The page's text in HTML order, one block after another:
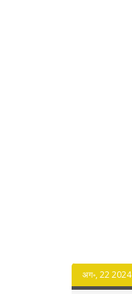
अग॰, 22 2024